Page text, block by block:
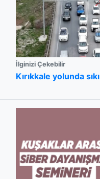
İlginizi Çekebilir
Kırıkkale yolunda